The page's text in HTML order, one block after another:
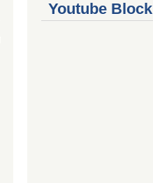
Youtube Block